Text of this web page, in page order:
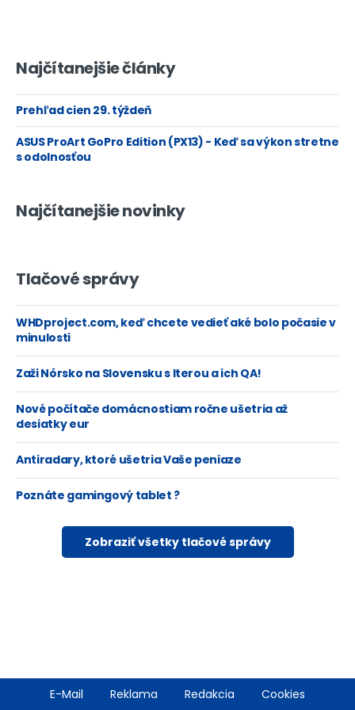
Najčítanejšie články
Prehľad cien 29. týždeň
ASUS ProArt GoPro Edition (PX13) - Keď sa výkon stretne
s odolnosťou
Najčítanejšie novinky
Tlačové správy
WHDproject.com, keď chcete vedieť aké bolo počasie v
minulosti
Zaži Nórsko na Slovensku s Iterou a ich QA!
Nové počítače domácnostiam ročne ušetria až
desiatky eur
Antiradary, ktoré ušetria Vaše peniaze
Poznáte gamingový tablet ?
Zobraziť všetky tlačové správy
FooterE-Mail Reklama Redakcia Cookies